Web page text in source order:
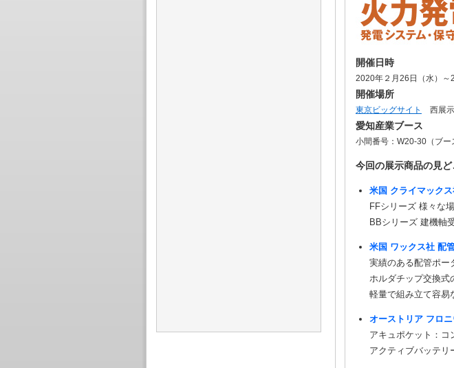
開催日時
2020年２月26日（水）～
開催場所
東京ビッグサイト 西展
愛知産業ブース
小間番号：W20-30（ブー
今回の展示商品の見ど
米国 クライマック
FFシリーズ 様々な
BBシリーズ 建機軸
米国 ワックス社 配
実績のある配管ポー
ホルダチップ交換式
軽量で組み立て容易
オーストリア フロ
アキュポケット：コ
アクティブバッテリ